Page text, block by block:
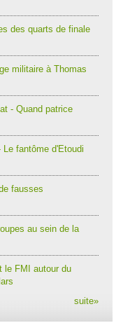
des quarts de finale
militaire à Thomas
- Quand patrice
fantôme d'Etoudi
fausses
au sein de la
le FMI autour du
suite»